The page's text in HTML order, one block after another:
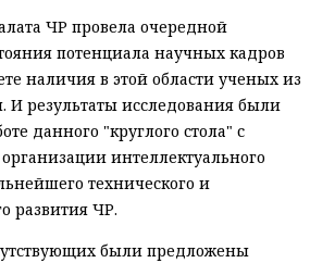
ЧР провела очередной
потенциала научных кадров
наличия в этой области ученых из
И результаты исследования были
данного "круглого стола" с
интеллектуального
технического и
развития ЧР.
были предложены